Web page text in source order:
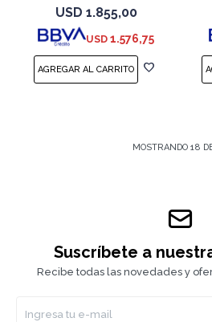
Gray
USD 1.855,00
USD 1.576,75
MOSTRANDO 18
Suscríbete a
Recibe todas las novedades y